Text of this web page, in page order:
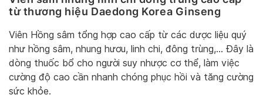
từ thương hiệu Daedong Korea Ginseng
Viên Hồng sâm tổng hợp cao cấp từ các dược liệu quý
như hồng sâm, nhung hươu, linh chi, đông trùng,… Đây là
dòng thuốc bổ cho người suy nhược cơ thể, làm việc
cường độ cao cần nhanh chóng phục hồi và tăng cường
sức khỏe.